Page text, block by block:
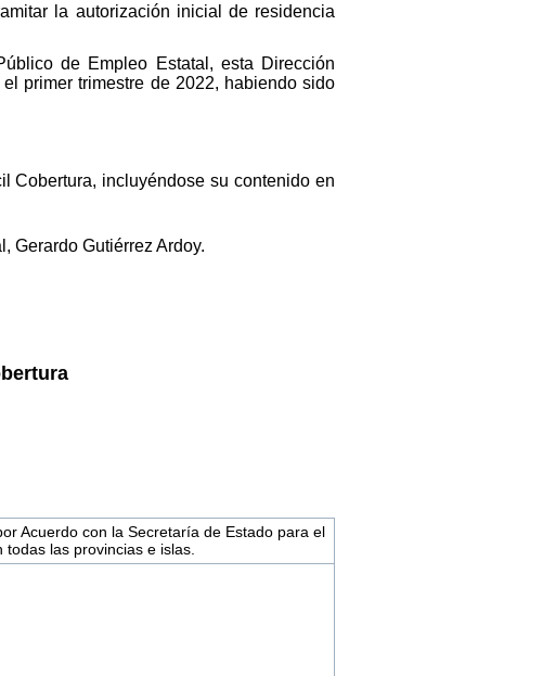
la autorización inicial de residencia
de Empleo Estatal, esta Dirección
primer trimestre de 2022, habiendo sido
Cobertura, incluyéndose su contenido en
Gerardo Gutiérrez Ardoy.
Acuerdo con la Secretaría de Estado para el
las provincias e islas.